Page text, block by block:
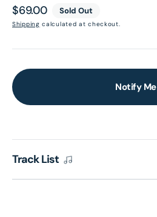
Regular
price
$69.00 Sold Out
Shipping calculated at checkout.
Notify Me
Track List